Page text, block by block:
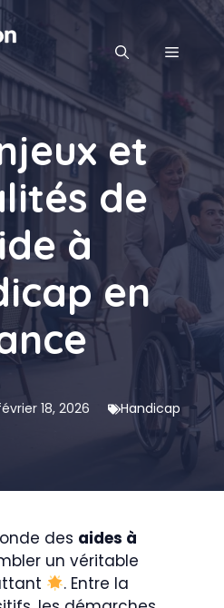
MENU
et
de
à
en
18, 2026 Handicap
des aides à
un véritable
. Entre la